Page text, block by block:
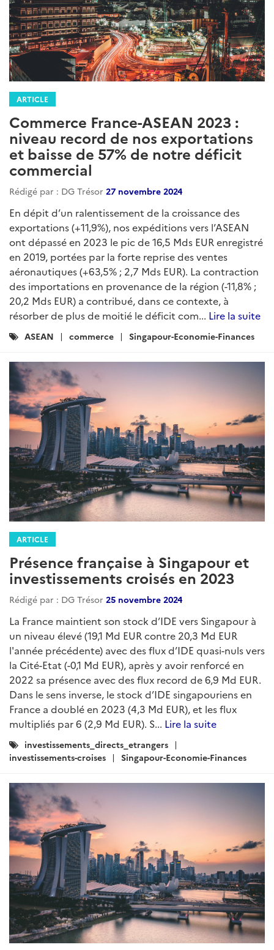
ARTICLE
Commerce France-ASEAN 2023 :
niveau record de nos exportations
et baisse de 57% de notre déficit
commercial
Rédigé par : DG Trésor 27 novembre 2024
En dépit d’un ralentissement de la croissance des
exportations (+11,9%), nos expéditions vers l’ASEAN
ont dépassé en 2023 le pic de 16,5 Mds EUR enregistré
en 2019, portées par la forte reprise des ventes
aéronautiques (+63,5% ; 2,7 Mds EUR). La contraction
des importations en provenance de la région (-11,8% ;
20,2 Mds EUR) a contribué, dans ce contexte, à
résorber de plus de moitié le déficit com... Lire la suite
Catégories
ASEAN commerce Singapour-Economie-Finances
ARTICLE
Présence française à Singapour et
investissements croisés en 2023
Rédigé par : DG Trésor 25 novembre 2024
La France maintient son stock d’IDE vers Singapour à
un niveau élevé (19,1 Md EUR contre 20,3 Md EUR
l'année précédente) avec des flux d’IDE quasi-nuls vers
la Cité-Etat (-0,1 Md EUR), après y avoir renforcé en
2022 sa présence avec des flux record de 6,9 Md EUR.
Dans le sens inverse, le stock d’IDE singapouriens en
France a doublé en 2023 (4,3 Md EUR), et les flux
multipliés par 6 (2,9 Md EUR). S... Lire la suite
Catégories
:
investissements_directs_etrangers
investissements-croises
Singapour-Economie-Finances